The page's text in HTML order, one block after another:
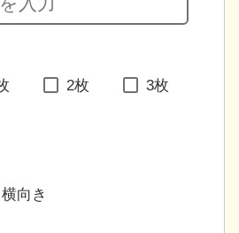
2枚 3枚
横向き